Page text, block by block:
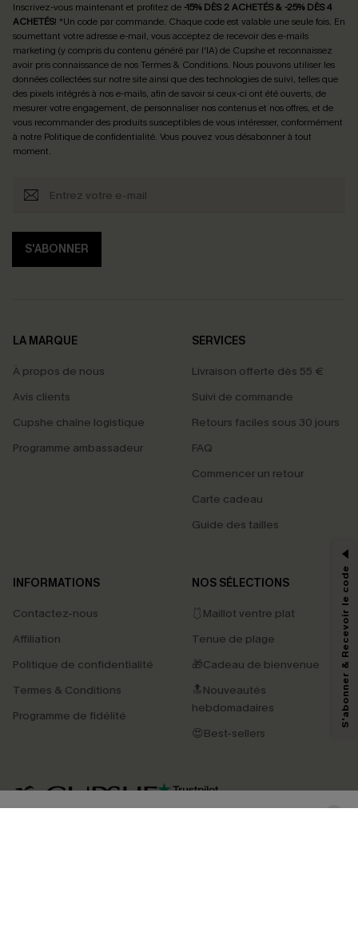
Inscrivez-vous maintenant et profitez de -15% DÈS 2 ACHETÉS & -25% DÈS 4
ACHETÉS! *Un code par commande. Chaque code est valable une seule fois. En
soumettant votre adresse e-mail, vous acceptez de recevoir des e-mails
marketing (y compris du contenu généré par l'IA) de Cupshe et reconnaissez
avoir pris connaissance de nosTermes & Conditions. Nous pouvons utiliser les
données collectées sur notre site ainsi que des technologies de suivi, telles que
des pixels intégrés à nos e-mails, afin de savoir si ceux-ci ont été ouverts, de
mesurer votre engagement, de personnaliser nos contenus et nos offres, et de
vous recommander des produits susceptibles de vous intéresser, conformément
à notre Politique de confidentialité. Vous pouvez vous désabonner à tout
moment.
S'ABONNER
LA MARQUE
À propos de nous
Avis clients
Cupshe chaîne logistique
Programme ambassadeur
SERVICES
Livraison offerte dès 55 €
Suivi de commande
Retours faciles sous 30 jours
FAQ
Commencer un retour
Carte cadeau
Guide des tailles
INFORMATIONS
Contactez-nous
Affiliation
Politique de confidentialité
Termes & Conditions
Programme de fidélité
NOS SÉLECTIONS
🩱Maillot ventre plat
Tenue de plage
🎁Cadeau de bienvenue
🔝Nouveautés
hebdomadaires
😍Best-sellers
4.4
PROFITEZ DE -15%
marketing (y compris du contenu généré par l'IA) de Cupshe et
pouvons utiliser les données collectées sur notre site ainsi que des
savoir si ceux-ci ont été ouverts, de mesurer votre engagement, de
personnaliser nos contenus et nos offres, et de vous recommander des
produits susceptibles de vous intéresser, conformément à notre
Politique de
. Vous pouvez vous désabonner à tout moment.
S'abonner & Recevoir le code